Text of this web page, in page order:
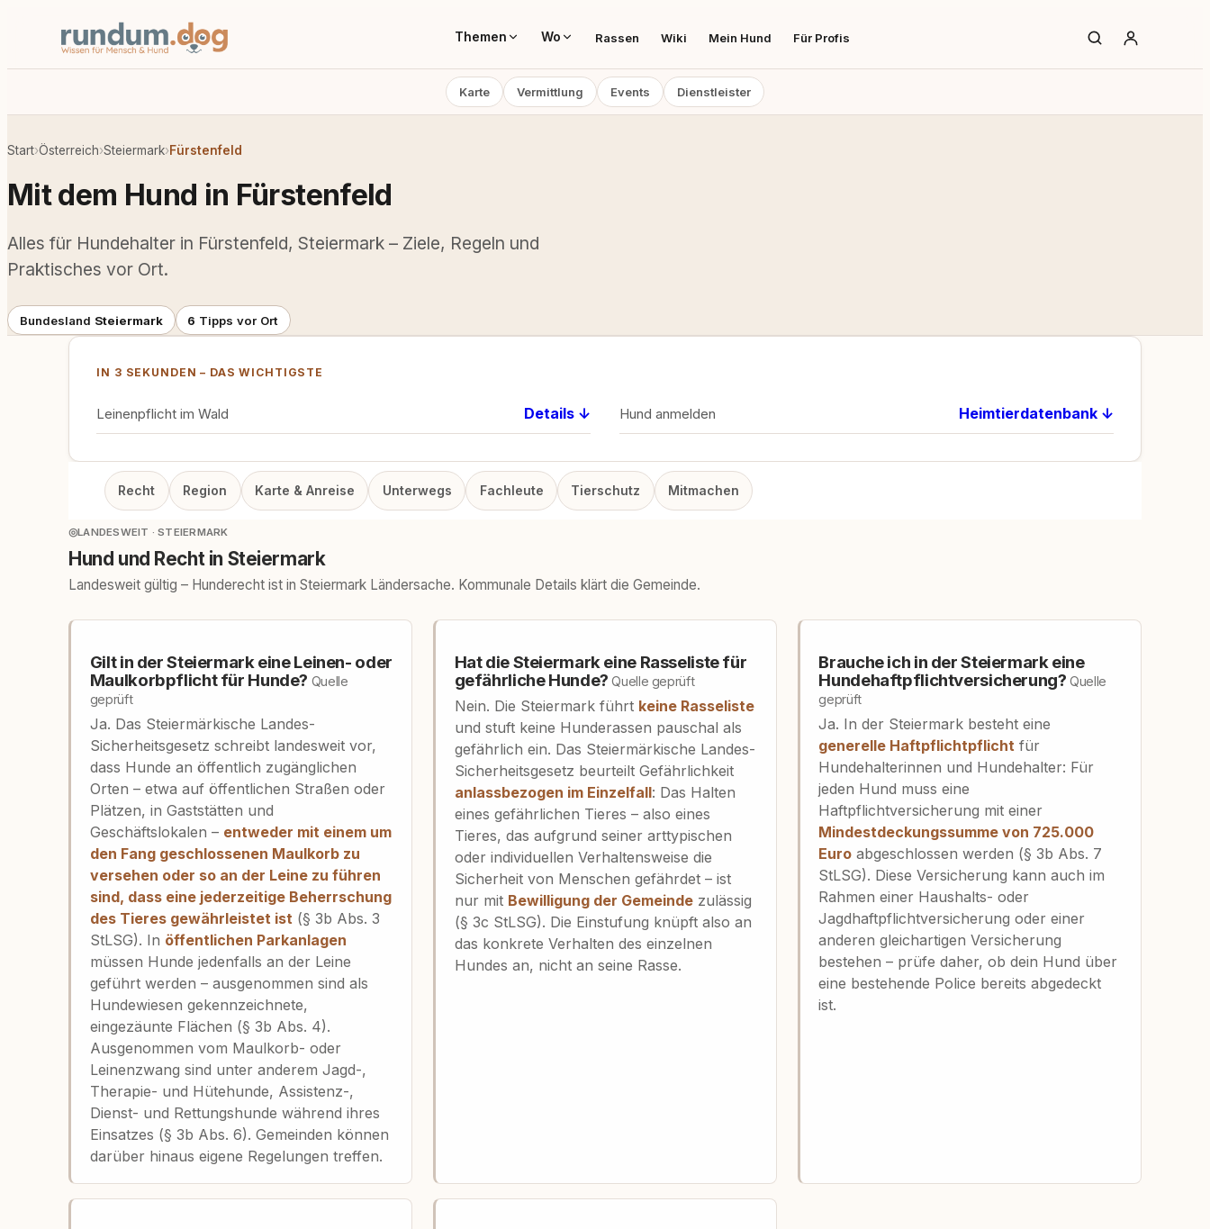
Themen Wo Rassen Wiki Mein Hund Für Profis
Karte Vermittlung Events Dienstleister
Start›Österreich›Steiermark›Fürstenfeld
Mit dem Hund in Fürstenfeld
Alles für Hundehalter in Fürstenfeld, Steiermark – Ziele, Regeln und
Praktisches vor Ort.
Bundesland Steiermark 6 Tipps vor Ort
IN 3 SEKUNDEN – DAS WICHTIGSTE
Leinenpflicht im Wald Details ↓ Hund anmelden Heimtierdatenbank ↓
Recht Region Karte & Anreise Unterwegs Fachleute Tierschutz Mitmachen
◎LANDESWEIT · STEIERMARK
Hund und Recht in Steiermark
Landesweit gültig – Hunderecht ist in Steiermark Ländersache. Kommunale Details klärt die Gemeinde.
Gilt in der Steiermark eine Leinen- oder
Maulkorbpflicht für Hunde? Quelle
geprüft
Ja. Das Steiermärkische Landes-
Sicherheitsgesetz schreibt landesweit vor,
dass Hunde an öffentlich zugänglichen
Orten – etwa auf öffentlichen Straßen oder
Plätzen, in Gaststätten und
Geschäftslokalen – entweder mit einem um
den Fang geschlossenen Maulkorb zu
versehen oder so an der Leine zu führen
sind, dass eine jederzeitige Beherrschung
des Tieres gewährleistet ist(§ 3b Abs. 3
StLSG). In öffentlichen Parkanlagen
müssen Hunde jedenfalls an der Leine
geführt werden – ausgenommen sind als
Hundewiesen gekennzeichnete,
eingezäunte Flächen (§ 3b Abs. 4).
Ausgenommen vom Maulkorb- oder
Leinenzwang sind unter anderem Jagd-,
Therapie- und Hütehunde, Assistenz-,
Dienst- und Rettungshunde während ihres
Einsatzes (§ 3b Abs. 6). Gemeinden können
darüber hinaus eigene Regelungen treffen.
Hat die Steiermark eine Rasseliste für
gefährliche Hunde?Quelle geprüft
Nein. Die Steiermark führt keine Rasseliste
und stuft keine Hunderassen pauschal als
gefährlich ein. Das Steiermärkische Landes-
Sicherheitsgesetz beurteilt Gefährlichkeit
anlassbezogen im Einzelfall: Das Halten
eines gefährlichen Tieres – also eines
Tieres, das aufgrund seiner arttypischen
oder individuellen Verhaltensweise die
Sicherheit von Menschen gefährdet – ist
nur mit Bewilligung der Gemeindezulässig
(§ 3c StLSG). Die Einstufung knüpft also an
das konkrete Verhalten des einzelnen
Hundes an, nicht an seine Rasse.
Brauche ich in der Steiermark eine
Hundehaftpflichtversicherung?Quelle
geprüft
Ja. In der Steiermark besteht eine
generelle Haftpflichtpflicht für
Hundehalterinnen und Hundehalter: Für
jeden Hund muss eine
Haftpflichtversicherung mit einer
Mindestdeckungssumme von 725.000
Euro abgeschlossen werden (§ 3b Abs. 7
StLSG). Diese Versicherung kann auch im
Rahmen einer Haushalts- oder
Jagdhaftpflichtversicherung oder einer
anderen gleichartigen Versicherung
bestehen – prüfe daher, ob dein Hund über
eine bestehende Police bereits abgedeckt
ist.